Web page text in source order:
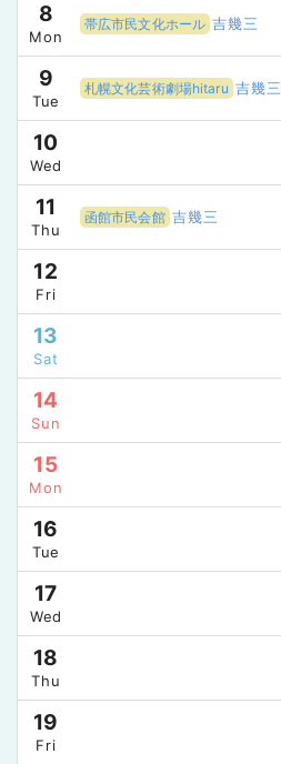
8
Mon
帯広市民文化ホール 吉幾三
9
Tue
札幌文化芸術劇場hitaru 吉幾三
10
Wed
11
Thu
函館市民会館 吉幾三
12
Fri
13
Sat
14
Sun
15
Mon
16
Tue
17
Wed
18
Thu
19
Fri